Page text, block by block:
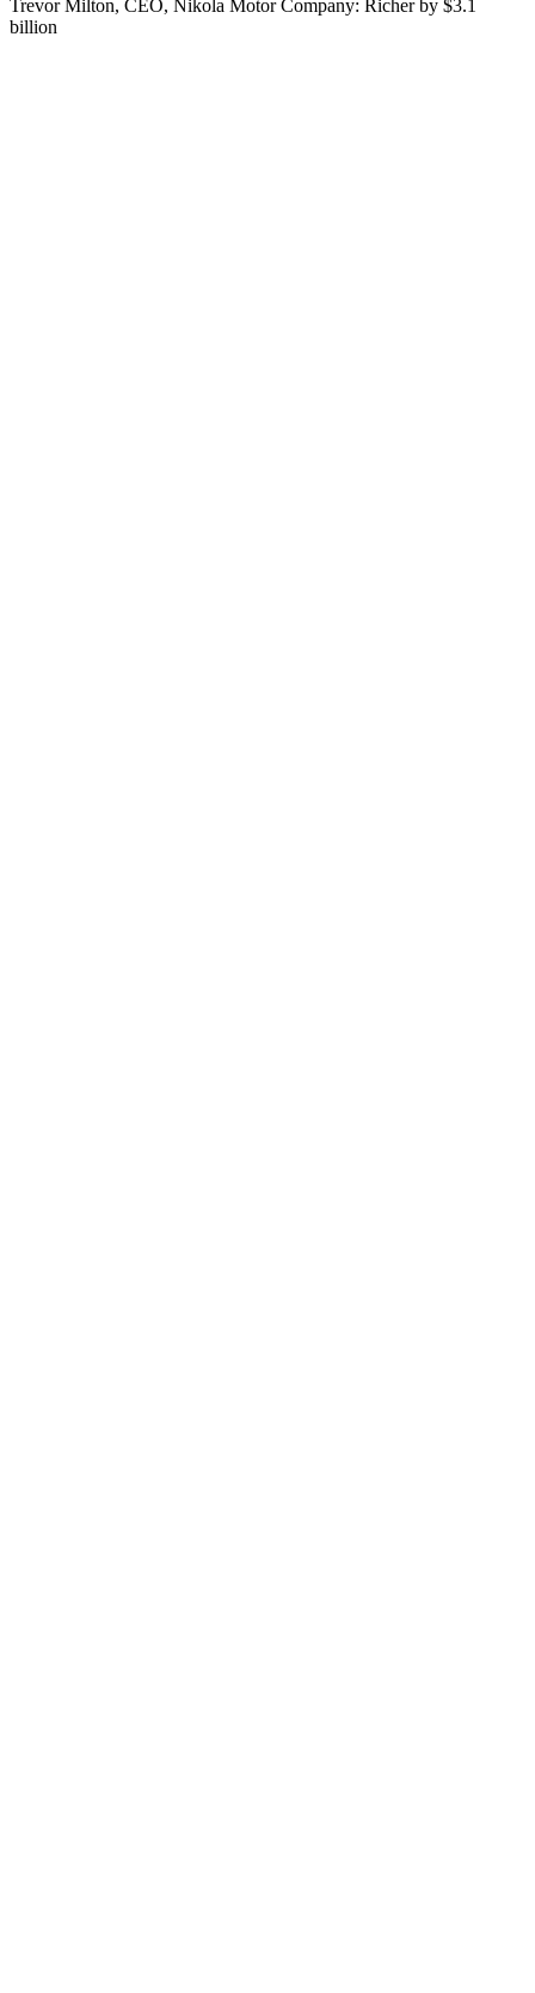
Trevor Milton, CEO, Nikola Motor Company: Richer by $3.1
billion